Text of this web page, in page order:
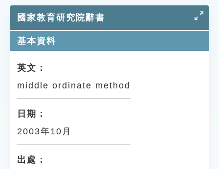
遊戲專區
教學應用
國家教育研究院辭書
基本資料
英文：
middle ordinate method
日期：
2003年10月
出處：